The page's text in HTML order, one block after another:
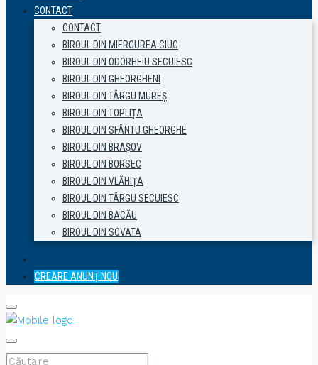
CONTACT
CONTACT
BIROUL DIN MIERCUREA CIUC
BIROUL DIN ODORHEIU SECUIESC
BIROUL DIN GHEORGHENI
BIROUL DIN TÂRGU MUREȘ
BIROUL DIN TOPLIȚA
BIROUL DIN SFÂNTU GHEORGHE
BIROUL DIN BRAȘOV
BIROUL DIN BORSEC
BIROUL DIN VLĂHIȚA
BIROUL DIN TÂRGU SECUIESC
BIROUL DIN BACĂU
BIROUL DIN SOVATA
CREARE ANUNȚ NOU